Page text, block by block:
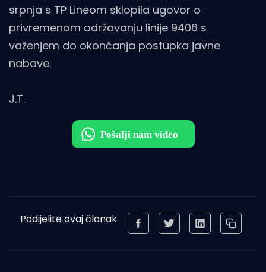
srpnja s TP Lineom sklopila ugovor o
privremenom održavanju linije 9406 s
važenjem do okončanja postupka javne
nabave.
J.T.
Podijelite ovaj članak